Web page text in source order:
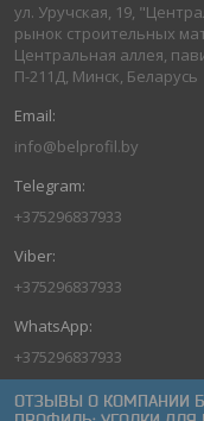
ул. Уручская, 19,
рынок строительных
Центральная аллея,
П-211Д, Минск, Беларусь
info@belprofil.by
+375296837933
+375296837933
+375296837933
ОТЗЫВЫ О КОМПАНИИ